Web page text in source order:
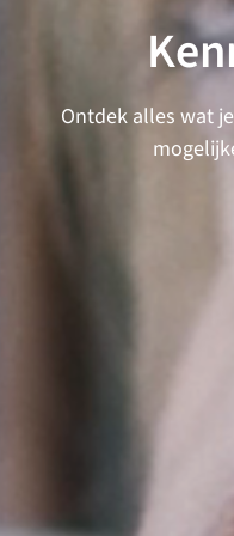
Ontdek alles wat